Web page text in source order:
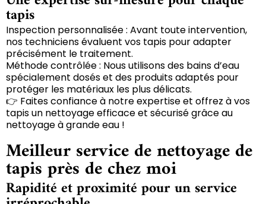
tapis
Inspection personnalisée : Avant toute intervention,
nos techniciens évaluent vos tapis pour adapter
précisément le traitement.
Méthode contrôlée : Nous utilisons des bains d’eau
spécialement dosés et des produits adaptés pour
protéger les matériaux les plus délicats.
👉 Faites confiance à notre expertise et offrez à vos
tapis un nettoyage efficace et sécurisé grâce au
nettoyage à grande eau !
Meilleur service de nettoyage de
tapis près de chez moi
Rapidité et proximité pour un service